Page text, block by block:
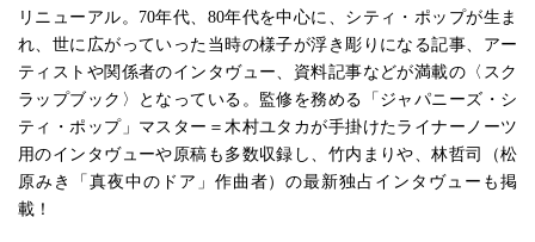
リニューアル。70年代、80年代を中心に、シティ・ポップが生ま
れ、世に広がっていった当時の様子が浮き彫りになる記事、アー
ティストや関係者のインタヴュー、資料記事などが満載の〈スク
ラップブック〉となっている。監修を務める「ジャパニーズ・シ
ティ・ポップ」マスター＝木村ユタカが手掛けたライナーノーツ
用のインタヴューや原稿も多数収録し、竹内まりや、林哲司（松
原みき「真夜中のドア」作曲者）の最新独占インタヴューも掲
載！